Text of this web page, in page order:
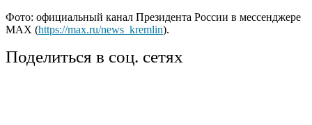
Фото: официальный канал Президента России в мессенджере
MAX (https://max.ru/news_kremlin).
Поделиться в соц. сетях